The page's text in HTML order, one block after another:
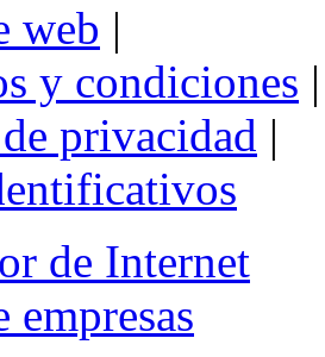
web |
y condiciones |
privacidad |
de Internet
empresas